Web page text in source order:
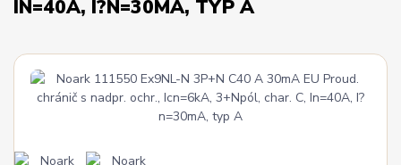
IN=40A, I?N=30MA, TYP A